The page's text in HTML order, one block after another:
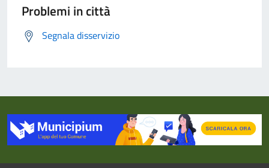
Problemi in città
Segnala disservizio